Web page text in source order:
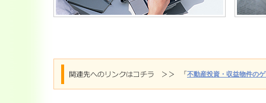
「不動産投資・収益物件の